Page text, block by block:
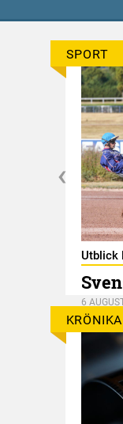
SPORT
Utblick
6
KRÖNIKA